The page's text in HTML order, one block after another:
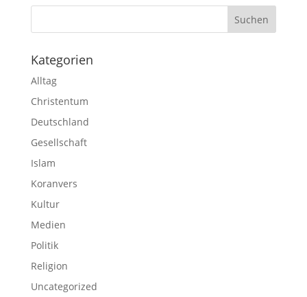
Kategorien
Alltag
Christentum
Deutschland
Gesellschaft
Islam
Koranvers
Kultur
Medien
Politik
Religion
Uncategorized